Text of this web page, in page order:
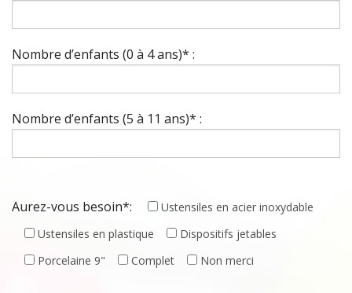
Nombre d’enfants (0 à 4 ans)* :
Nombre d’enfants (5 à 11 ans)* :
Aurez-vous besoin*:
Ustensiles en acier inoxydable
Ustensiles en plastique
Dispositifs jetables
Porcelaine 9"
Complet Non merci